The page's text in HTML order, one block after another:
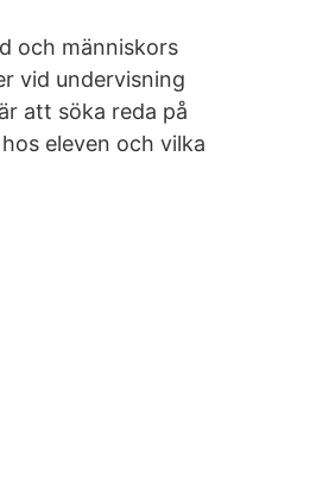
och människors
vid undervisning
att söka reda på
eleven och vilka